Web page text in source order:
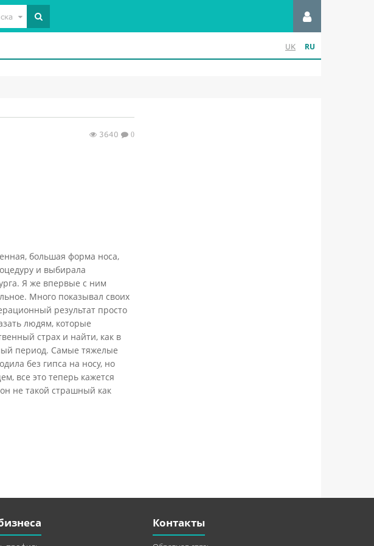
UK RU
3640 0
большая форма носа,
и выбирала
Я же впервые с ним
Много показывал своих
результат просто
людям, которые
страх и найти, как в
период. Самые тяжелые
без гипса на носу, но
все это теперь кажется
не такой страшный как
Контакты